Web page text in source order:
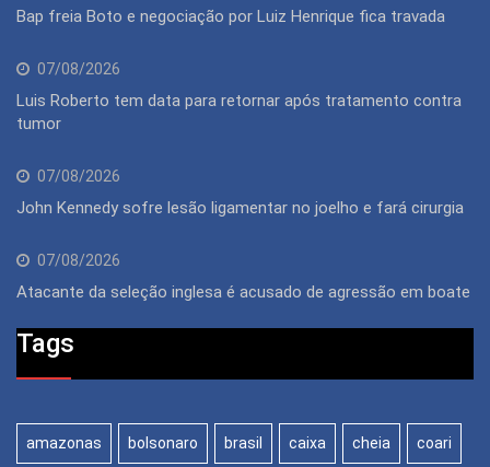
Bap freia Boto e negociação por Luiz Henrique fica travada
07/08/2026
Luis Roberto tem data para retornar após tratamento contra
tumor
07/08/2026
John Kennedy sofre lesão ligamentar no joelho e fará cirurgia
07/08/2026
Atacante da seleção inglesa é acusado de agressão em boate
Tags
amazonas bolsonaro brasil caixa cheia coari